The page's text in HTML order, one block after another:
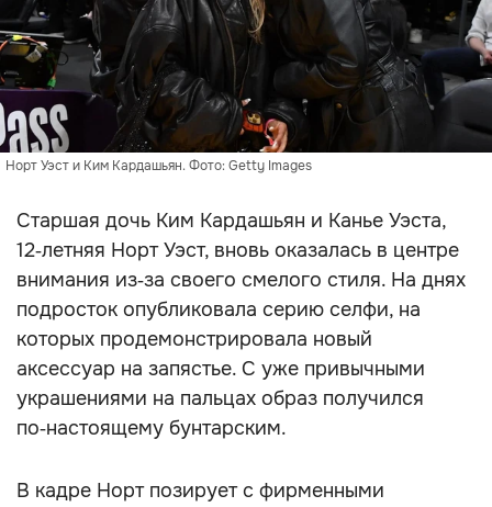
Норт Уэст и Ким Кардашьян. Фото: Getty Images
Старшая дочь Ким Кардашьян и Канье Уэста,
12‑летняя Норт Уэст, вновь оказалась в центре
внимания из‑за своего смелого стиля. На днях
подросток опубликовала серию селфи, на
которых продемонстрировала новый
аксессуар на запястье. С уже привычными
украшениями на пальцах образ получился
по‑настоящему бунтарским.
В кадре Норт позирует с фирменными